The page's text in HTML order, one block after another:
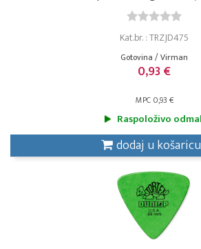
Kat.br. : TRZJD475
Gotovina / Virman
0,93 €
MPC 0,93 €
Raspoloživo
dodaj u košaricu